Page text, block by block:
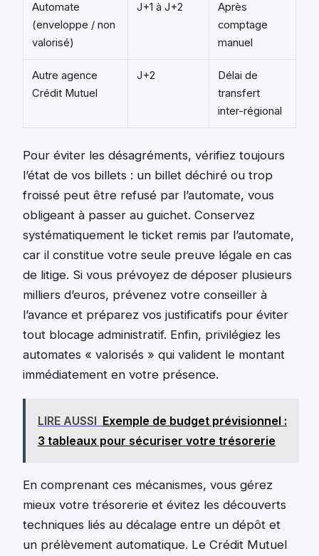
Automate
(enveloppe / non
valorisé)
J+1 à J+2
Après
comptage
manuel
Autre agence
Crédit Mutuel
J+2
Délai de
transfert
inter-régional
Pour éviter les désagréments, vérifiez toujours
l’état de vos billets : un billet déchiré ou trop
froissé peut être refusé par l’automate, vous
obligeant à passer au guichet. Conservez
systématiquement le ticket remis par l’automate,
car il constitue votre seule preuve légale en cas
de litige. Si vous prévoyez de déposer plusieurs
milliers d’euros, prévenez votre conseiller à
l’avance et préparez vos justificatifs pour éviter
tout blocage administratif. Enfin, privilégiez les
automates « valorisés » qui valident le montant
immédiatement en votre présence.
LIRE AUSSI Exemple de budget prévisionnel :
3 tableaux pour sécuriser votre trésorerie
En comprenant ces mécanismes, vous gérez
mieux votre trésorerie et évitez les découverts
techniques liés au décalage entre un dépôt et
un prélèvement automatique. Le Crédit Mutuel